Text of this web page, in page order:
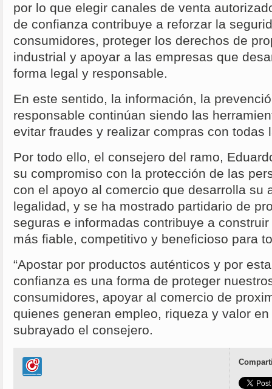
por lo que elegir canales de venta
de confianza contribuye a reforzar la
consumidores, proteger los derechos de
industrial y apoyar a las empresas que
forma legal y responsable.
En este sentido, la información, la
responsable continúan siendo las
evitar fraudes y realizar compras con todas
Por todo ello, el consejero del ramo,
su compromiso con la protección de las
con el apoyo al comercio que desarrolla su
legalidad, y se ha mostrado partidario de
seguras e informadas contribuye a
más fiable, competitivo y beneficioso para
“Apostar por productos auténticos y por
confianza es una forma de proteger
consumidores, apoyar al comercio de
quienes generan empleo, riqueza y valor
subrayado el consejero.